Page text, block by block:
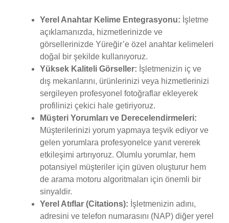
Yerel Anahtar Kelime Entegrasyonu: İşletme
açıklamanızda, hizmetlerinizde ve
görsellerinizde Yüreğir’e özel anahtar kelimeleri
doğal bir şekilde kullanıyoruz.
Yüksek Kaliteli Görseller: İşletmenizin iç ve
dış mekanlarını, ürünlerinizi veya hizmetlerinizi
sergileyen profesyonel fotoğraflar ekleyerek
profilinizi çekici hale getiriyoruz.
Müşteri Yorumları ve Derecelendirmeleri:
Müşterilerinizi yorum yapmaya teşvik ediyor ve
gelen yorumlara profesyonelce yanıt vererek
etkileşimi artırıyoruz. Olumlu yorumlar, hem
potansiyel müşteriler için güven oluşturur hem
de arama motoru algoritmaları için önemli bir
sinyaldir.
Yerel Atıflar (Citations): İşletmenizin adını,
adresini ve telefon numarasını (NAP) diğer yerel